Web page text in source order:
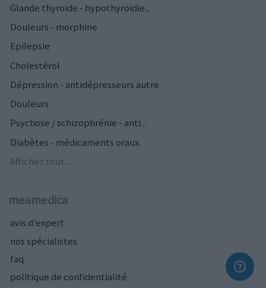
Glande thyroïde - hypothyroïdie...
Douleurs - morphine
Epilepsie
Cholestérol
Dépression - antidépresseurs autre
Douleurs
Psychose / schizophrénie - anti...
Diabètes - médicaments oraux
Affichez tout...
meamedica
avis d’expert
nos spécialistes
faq
politique de confidentialité